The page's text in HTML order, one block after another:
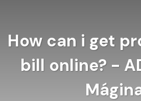
How can i get
bill online? -